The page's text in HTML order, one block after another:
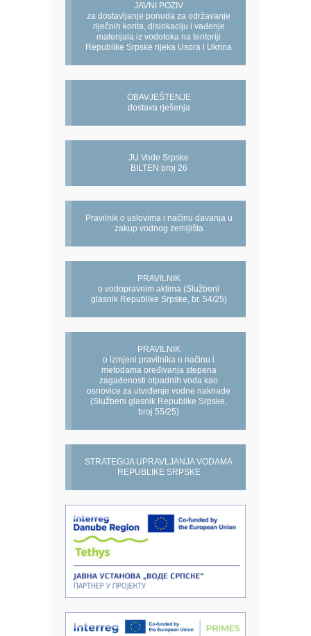
JAVNI POZIV
za dostavljanje ponuda za održavanje
riječnih korita, dislokaciju i vađenje
materijala iz vodotoka na teritoriji
Republike Srpske rijeka Usora i Ukrina
OBAVJEŠTENJE
dostava rješenja
JU Vode Srpske
BILTEN broj 26
Pravilnik o uslovima i načinu davanja u
zakup vodnog zemljišta
PRAVILNIK
o vodopravnim aktima (Službeni
glasnik Republike Srpske, br. 54/25)
PRAVILNIK
o izmjeni pravilnika o načinu i
metodama oređivanja stepena
zagađenosti otpadnih voda kao
osnovice za utvrđenje vodne naknade
(Službeni glasnik Republike Srpske,
broj 55/25)
STRATEGIJA UPRAVLJANJA VODAMA
REPUBLIKE SRPSKE